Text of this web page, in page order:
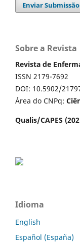
Enviar Submissão
Sobre a Revista
Revista de
ISSN 2179-7692
DOI: 10.5902/
Área do CNPq:
Qualis/CAPES
Idioma
English
Español (España)